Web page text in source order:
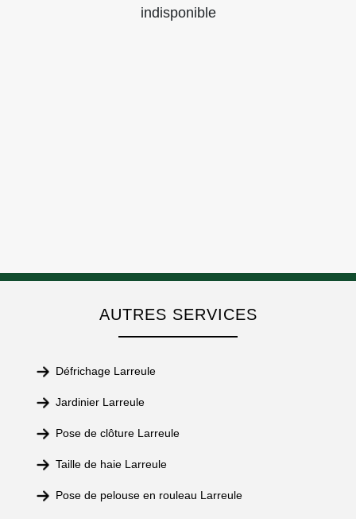
indisponible
AUTRES SERVICES
Défrichage Larreule
Jardinier Larreule
Pose de clôture Larreule
Taille de haie Larreule
Pose de pelouse en rouleau Larreule